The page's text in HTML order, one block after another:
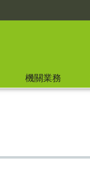
機關業務